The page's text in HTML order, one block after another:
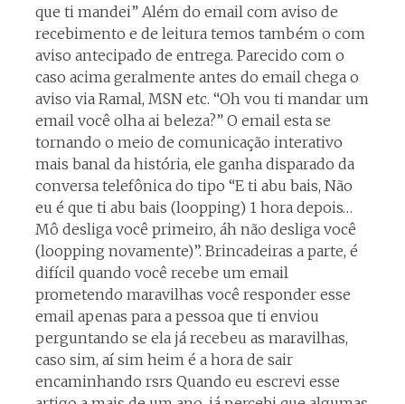
que ti mandei” Além do email com aviso de
recebimento e de leitura temos também o com
aviso antecipado de entrega. Parecido com o
caso acima geralmente antes do email chega o
aviso via Ramal, MSN etc. “Oh vou ti mandar um
email você olha ai beleza?” O email esta se
tornando o meio de comunicação interativo
mais banal da história, ele ganha disparado da
conversa telefônica do tipo “E ti abu bais, Não
eu é que ti abu bais (loopping) 1 hora depois…
Mô desliga você primeiro, áh não desliga você
(loopping novamente)”. Brincadeiras a parte, é
difícil quando você recebe um email
prometendo maravilhas você responder esse
email apenas para a pessoa que ti enviou
perguntando se ela já recebeu as maravilhas,
caso sim, aí sim heim é a hora de sair
encaminhando rsrs Quando eu escrevi esse